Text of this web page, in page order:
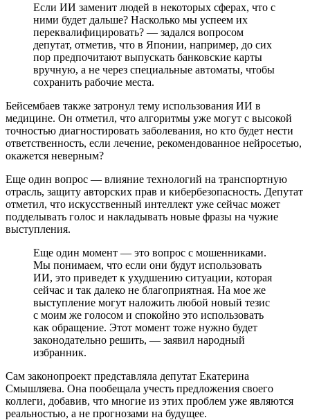
Если ИИ заменит людей в некоторых сферах, что с
ними будет дальше? Насколько мы успеем их
переквалифицировать? — задался вопросом
депутат, отметив, что в Японии, например, до сих
пор предпочитают выпускать банковские карты
вручную, а не через специальные автоматы, чтобы
сохранить рабочие места.
Бейсембаев также затронул тему использования ИИ в
медицине. Он отметил, что алгоритмы уже могут с высокой
точностью диагностировать заболевания, но кто будет нести
ответственность, если лечение, рекомендованное нейросетью,
окажется неверным?
Еще один вопрос — влияние технологий на транспортную
отрасль, защиту авторских прав и кибербезопасность. Депутат
отметил, что искусственный интеллект уже сейчас может
подделывать голос и накладывать новые фразы на чужие
выступления.
Еще один момент — это вопрос с мошенниками.
Мы понимаем, что если они будут использовать
ИИ, это приведет к ухудшению ситуации, которая
сейчас и так далеко не благоприятная. На мое же
выступление могут наложить любой новый тезис
с моим же голосом и спокойно это использовать
как обращение. Этот момент тоже нужно будет
законодательно решить, — заявил народный
избранник.
Сам законопроект представляла депутат Екатерина
Смышляева. Она пообещала учесть предложения своего
коллеги, добавив, что многие из этих проблем уже являются
реальностью, а не прогнозами на будущее.